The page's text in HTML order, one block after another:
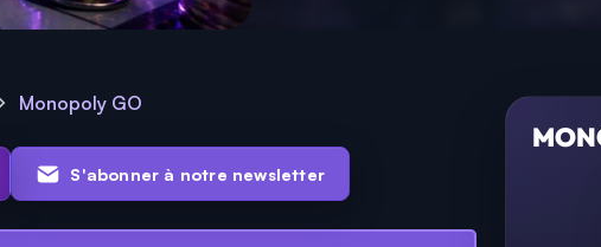
Monopoly GO
S'abonner à notre newsletter